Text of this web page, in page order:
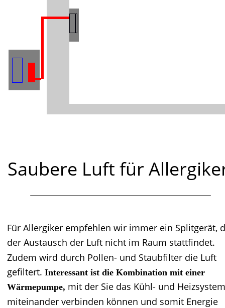
Saubere Luft für
Für Allergiker empfehlen wir immer ein Splitgerät,
der Austausch der Luft nicht im Raum stattfindet.
Zudem wird durch Pollen- und Staubfilter die Luft
gefiltert. Interessant ist die Kombination mit einer
Wärmepumpe, mit der Sie das Kühl- und
miteinander verbinden können und somit Energie